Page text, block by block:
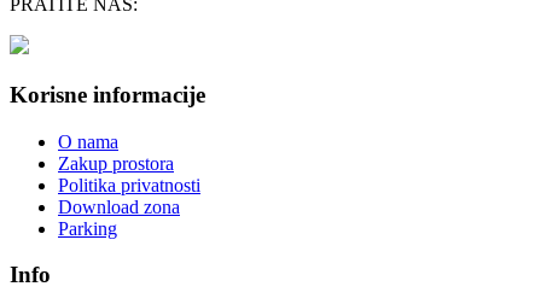
PRATITE NAS:
Korisne informacije
O nama
Zakup prostora
Politika privatnosti
Download zona
Parking
Info